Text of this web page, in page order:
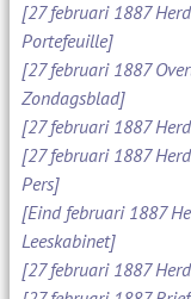
[27 februari 1887
Portefeuille]
[27 februari 1887
Zondagsblad]
[27 februari 1887
[27 februari 1887
Pers]
[Eind februari 1887
Leeskabinet]
[27 februari 1887